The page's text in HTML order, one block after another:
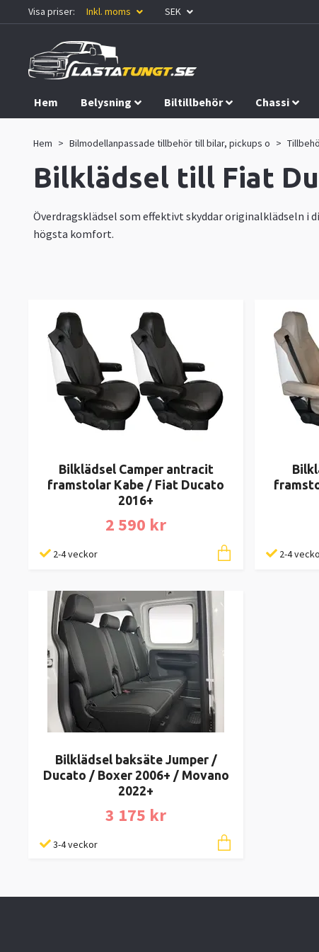
Visa priser: Inkl. moms SEK
Hem Belysning Biltillbehör Chassi
Hem Bilmodellanpassade tillbehör till bilar, pickups o
Bilklädsel till Fiat
Överdragsklädsel som effektivt skyddar originalklädseln i
högsta komfort.
Bilklädsel Camper antracit
framstolar Kabe / Fiat Ducato
2016+
2 590 kr
2-4 veckor 2-4
Bilklädsel baksäte Jumper /
Ducato / Boxer 2006+ / Movano
2022+
3 175 kr
3-4 veckor